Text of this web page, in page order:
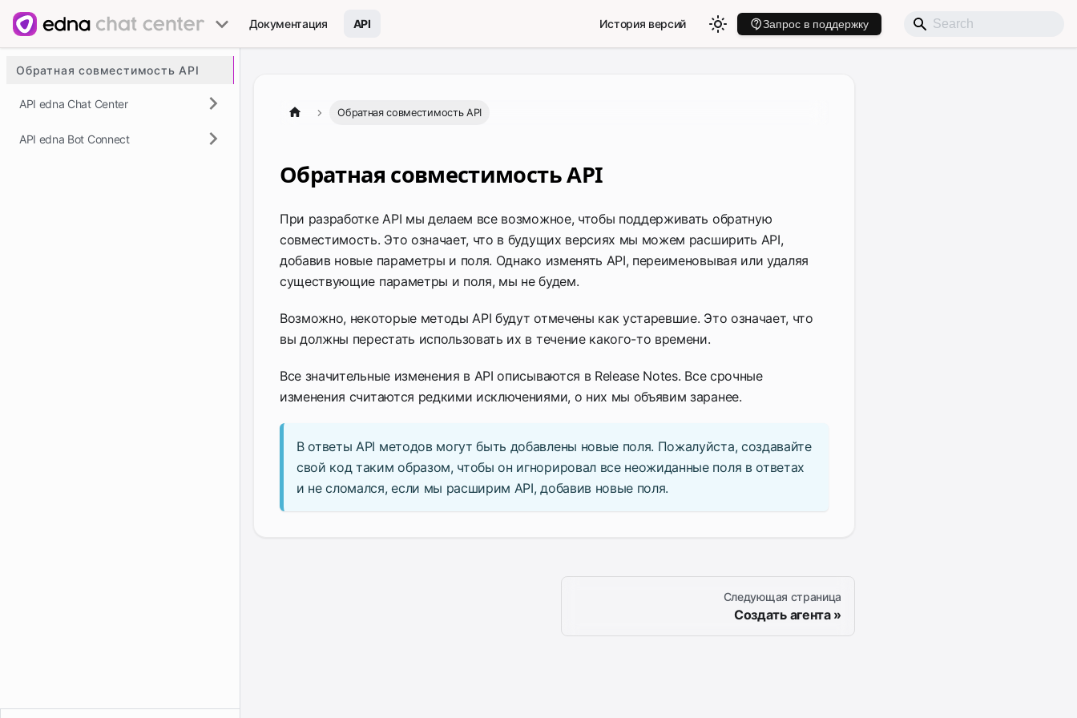
Документация API История версий Запрос в поддержку
Обратная совместимость API
API edna Chat Center
API edna Bot Connect
Обратная совместимость API
Обратная совместимость API
При разработке API мы делаем все возможное, чтобы поддерживать обратную
совместимость. Это означает, что в будущих версиях мы можем расширить API,
добавив новые параметры и поля. Однако изменять API, переименовывая или удаляя
существующие параметры и поля, мы не будем.
Возможно, некоторые методы API будут отмечены как устаревшие. Это означает, что
вы должны перестать использовать их в течение какого-то времени.
Все значительные изменения в API описываются в Release Notes. Все срочные
изменения считаются редкими исключениями, о них мы объявим заранее.
В ответы API методов могут быть добавлены новые поля. Пожалуйста, создавайте
свой код таким образом, чтобы он игнорировал все неожиданные поля в ответах
и не сломался, если мы расширим API, добавив новые поля.
Следующая страница
Создать агента